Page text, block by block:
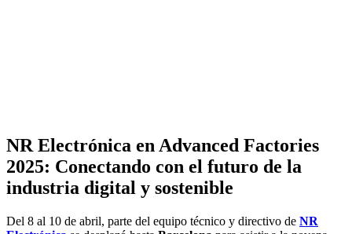
NR Electrónica en Advanced Factories
2025: Conectando con el futuro de la
industria digital y sostenible
Del 8 al 10 de abril, parte del equipo técnico y directivo de NR